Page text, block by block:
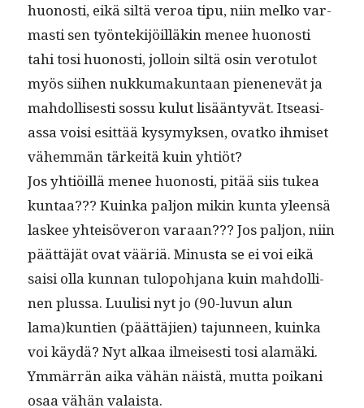
huonos­ti, eikä siltä veroa tipu, niin melko var­
masti sen työn­tek­i­jöil­läkin menee huonos­ti
tahi tosi huonos­ti, jol­loin siltä osin vero­tu­lot
myös siihen nukku­makun­taan pienenevät ja
mah­dol­lis­es­ti sos­su kulut lisään­tyvät. Itseasi­
as­sa voisi esit­tää kysymyk­sen, ovatko ihmiset
vähem­män tärkeitä kuin yhtiöt?
Jos yhtiöil­lä menee huonos­ti, pitää siis tukea
kun­taa??? Kuin­ka paljon mikin kun­ta yleen­sä
las­kee yhteisöveron varaan??? Jos paljon, niin
päät­täjät ovat vääriä. Minus­ta se ei voi eikä
saisi olla kun­nan tulopo­h­jana kuin mah­dolli­
nen plus­sa. Luulisi nyt jo (90-luvun alun
lama)kuntien (päät­täjien) tajun­neen, kuin­ka
voi käy­dä? Nyt alkaa ilmeis­es­ti tosi alamä­ki.
Ymmär­rän aika vähän näistä, mut­ta poikani
osaa vähän valaista.